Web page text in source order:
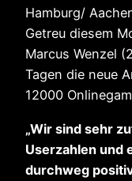
Hamburg/
Getreu diesem
Marcus Wenzel
Tagen die neue
12000
„Wir sind sehr
Userzahlen und
durchweg